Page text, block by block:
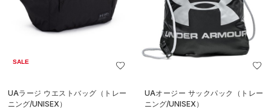
SALE
UAラージ ウエストバッグ（トレー
ニング/UNISEX）
UAオージー サックパック（トレー
ニング/UNISEX）